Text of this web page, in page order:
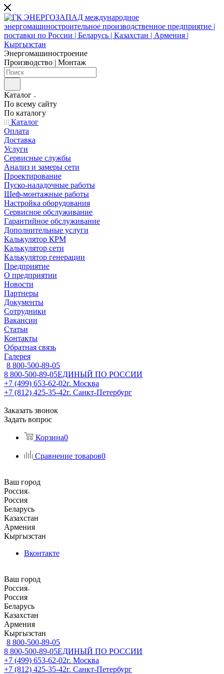
Энергомашиностроение
Производство | Монтаж
Каталог
По всему сайту
По каталогу
Каталог
Оплата
Доставка
Услуги
Сервисные службы
Анализ и замеры сети
Проектирование
Пуско-наладочные работы
Шеф-монтажные работы
Настройка оборудования
Сервисное обслуживание
Гарантийное обслуживание
Дополнительные услуги
Калькулятор КРМ
Калькулятор сети
Калькулятор генерации
Предприятие
О предприятии
Новости
Партнеры
Документы
Сотрудники
Вакансии
Статьи
Контакты
Обратная связь
Галерея
8 800-500-89-05
8 800-500-89-05ЕДИНЫЙ ПО РОССИИ
+7 (499) 653-62-02г. Москва
+7 (812) 425-35-42г. Санкт-Петербург
Заказать звонок
Задать вопрос
Корзина0
Сравнение товаров0
Ваш город
Россия
Россия
Беларусь
Казахстан
Армения
Кыргызстан
Вконтакте
Ваш город
Россия
Россия
Беларусь
Казахстан
Армения
Кыргызстан
8 800-500-89-05
8 800-500-89-05ЕДИНЫЙ ПО РОССИИ
+7 (499) 653-62-02г. Москва
+7 (812) 425-35-42г. Санкт-Петербург